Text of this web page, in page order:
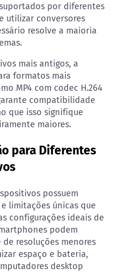
por diferentes
utilizar conversores
resolve a maioria
mais antigos, a
formatos mais
MP4 com codec H.264
compatibilidade
que isso signifique
maiores.
para Diferentes
possuem
limitações únicas que
configurações ideais de
podem
de resoluções menores
espaço e bateria,
desktop